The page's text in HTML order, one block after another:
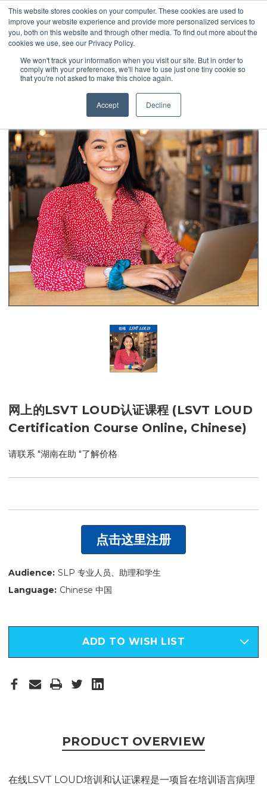
This website stores cookies on your computer. These cookies are used to
improve your website experience and provide more personalized services to
you, both on this website and through other media. To find out more about the
cookies we use, see our Privacy Policy.
We won't track your information when you visit our site. But in order to
comply with your preferences, we'll have to use just one tiny cookie so
that you're not asked to make this choice again.
Accept Decline
网上的LSVT LOUD认证课程 (LSVT LOUD
Certification Course Online, Chinese)
请联系 "湖南在助 "了解价格
点击这里注册
Audience: SLP 专业人员、助理和学生
Language: Chinese 中国
ADD TO WISH LIST
PRODUCT OVERVIEW
在线LSVT LOUD培训和认证课程是一项旨在培训语言病理